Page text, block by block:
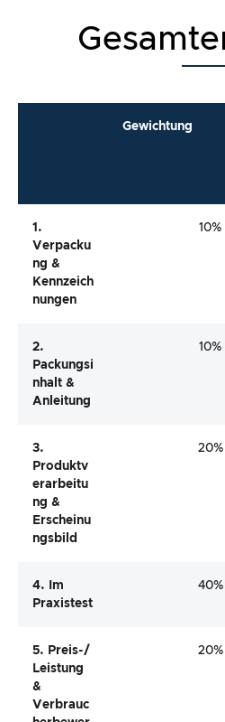
Gewichtung
1.
Verpacku
Ng &
Kennzeich
Nungen
10%
2.
Packungsi
Nhalt &
Anleitung
10%
3.
Produktv
Erarbeitu
Ng &
Erscheinu
Ngsbild
20%
4. Im
Praxistest
40%
5. Preis-/
Leistung
&
Verbrauc
20%